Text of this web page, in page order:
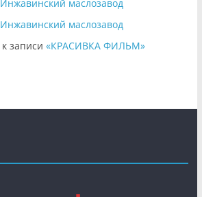
Инжавинский маслозавод
Инжавинский маслозавод
к записи «КРАСИВКА ФИЛЬМ»